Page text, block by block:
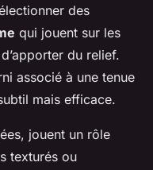
des
qui jouent sur les
du relief.
associé à une tenue
mais efficace.
jouent un rôle
texturés ou